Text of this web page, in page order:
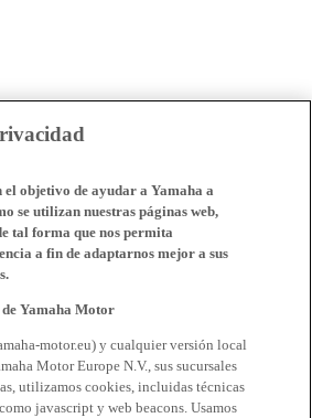
objetivo de ayudar a Yamaha a
se utilizan nuestras páginas web,
tal forma que nos permita
a fin de adaptarnos mejor a sus
de Yamaha Motor
motor.eu) y cualquier versión local
Motor Europe N.V., sus sucursales
utilizamos cookies, incluidas técnicas
javascript y web beacons. Usamos